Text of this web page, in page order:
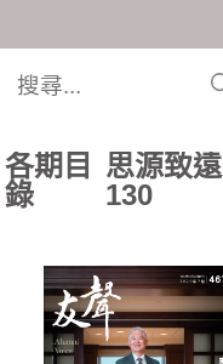
各期目
錄
思源致遠
130